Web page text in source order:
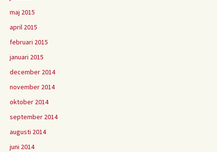
maj 2015
april 2015
februari 2015
januari 2015
december 2014
november 2014
oktober 2014
september 2014
augusti 2014
juni 2014